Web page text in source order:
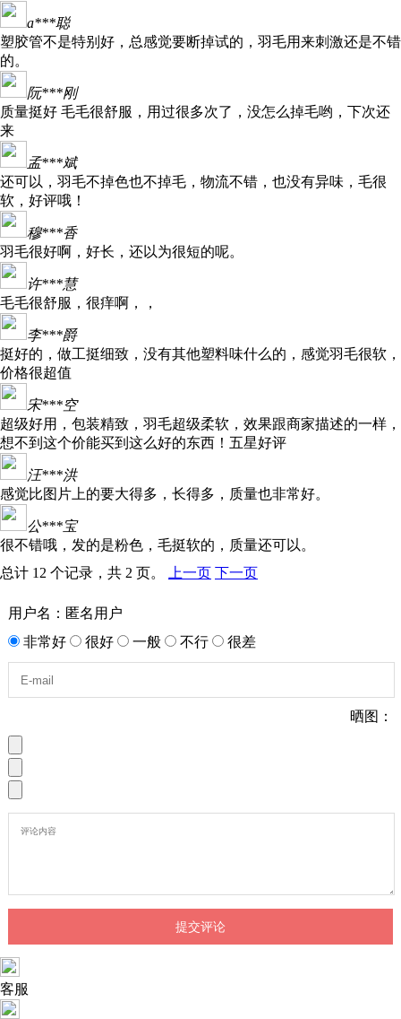
a***聪
塑胶管不是特别好，总感觉要断掉试的，羽毛用来刺激还是不错
的。
阮***刚
质量挺好 毛毛很舒服，用过很多次了，没怎么掉毛哟，下次还
来
孟***斌
还可以，羽毛不掉色也不掉毛，物流不错，也没有异味，毛很
软，好评哦！
穆***香
羽毛很好啊，好长，还以为很短的呢。
许***慧
毛毛很舒服，很痒啊，，
李***爵
挺好的，做工挺细致，没有其他塑料味什么的，感觉羽毛很软，
价格很超值
宋***空
超级好用，包装精致，羽毛超级柔软，效果跟商家描述的一样，
想不到这个价能买到这么好的东西！五星好评
汪***洪
感觉比图片上的要大得多，长得多，质量也非常好。
公***宝
很不错哦，发的是粉色，毛挺软的，质量还可以。
总计 12 个记录，共 2 页。
上一页 下一页
用户名：匿名用户
非常好
很好 一般 不行 很差
晒图：
客服